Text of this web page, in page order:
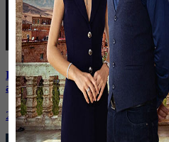
Баспанасын ала алмай жүрген
алдына түнеуге келді
26 января, 19:35